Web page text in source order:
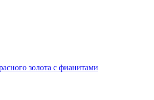
золота с фианитами